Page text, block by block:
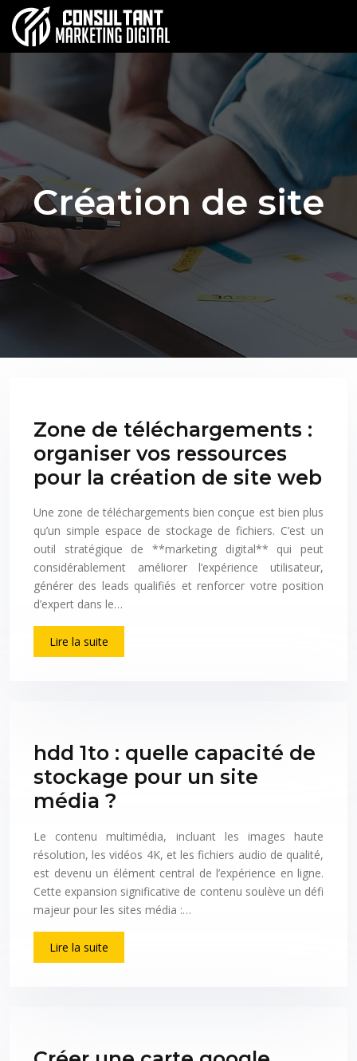
Création de site
Zone de téléchargements :
organiser vos ressources
pour la création de site web
Une zone de téléchargements bien conçue est bien plus
qu’un simple espace de stockage de fichiers. C’est un
outil stratégique de **marketing digital** qui peut
considérablement améliorer l’expérience utilisateur,
générer des leads qualifiés et renforcer votre position
d’expert dans le…
Lire la suite
hdd 1to : quelle capacité de
stockage pour un site
média ?
Le contenu multimédia, incluant les images haute
résolution, les vidéos 4K, et les fichiers audio de qualité,
est devenu un élément central de l’expérience en ligne.
Cette expansion significative de contenu soulève un défi
majeur pour les sites média :…
Lire la suite